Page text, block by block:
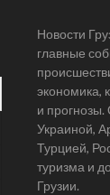
Новости
главные
экономика,
и
Украиной,
Турцией,
туризма и
Грузии.